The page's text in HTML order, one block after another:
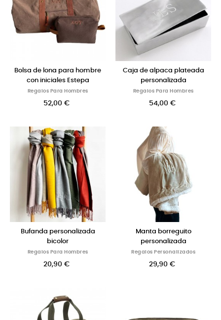
Bolsa de lona para hombre
con iniciales Estepa
Regalos Para Hombres
52,00 €
Caja de alpaca plateada
personalizada
Regalos Para Hombres
54,00 €
Bufanda personalizada
bicolor
Regalos Para Hombres
20,90 €
Manta borreguito
personalizada
Regalos Personalizados
29,90 €